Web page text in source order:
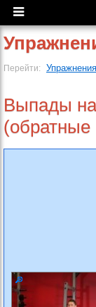
Перейти: Упражнения
Выпады